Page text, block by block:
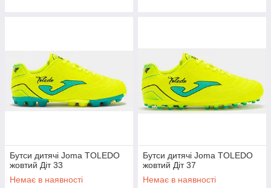
Бутси дитячі Joma TOLEDO
жовтий Діт 33
Немає в наявності
Бутси дитячі Joma TOLEDO
жовтий Діт 37
Немає в наявності